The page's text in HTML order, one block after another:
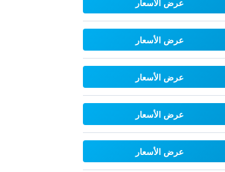
عرض الأسعار
عرض الأسعار
عرض الأسعار
عرض الأسعار
عرض الأسعار